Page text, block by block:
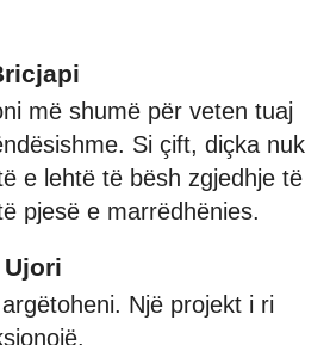
më shumë për veten tuaj
Si çift, diçka nuk
e lehtë të bësh zgjedhje të
pjesë e marrëdhënies.
Ujori
Një projekt i ri